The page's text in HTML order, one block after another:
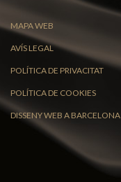
MAPA WEB
AVÍS LEGAL
POLÍTICA DE PRIVACITAT
POLÍTICA DE COOKIES
DISSENY WEB A BARCELONA